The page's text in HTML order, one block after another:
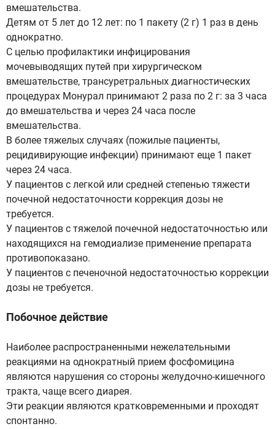
вмешательства.
Детям от 5 лет до 12 лет: по 1 пакету (2 г) 1 раз в день
однократно.
С целью профилактики инфицирования
мочевыводящих путей при хирургическом
вмешательстве, трансуретральных диагностических
процедурах Монурал принимают 2 раза по 2 г: за 3 часа
до вмешательства и через 24 часа после
вмешательства.
В более тяжелых случаях (пожилые пациенты,
рецидивирующие инфекции) принимают еще 1 пакет
через 24 часа.
У пациентов с легкой или средней степенью тяжести
почечной недостаточности коррекция дозы не
требуется.
У пациентов с тяжелой почечной недостаточностью или
находящихся на гемодиализе применение препарата
противопоказано.
У пациентов с печеночной недостаточностью коррекции
дозы не требуется.
Побочное действие
Наиболее распространенными нежелательными
реакциями на однократный прием фосфомицина
являются нарушения со стороны желудочно-кишечного
тракта, чаще всего диарея.
Эти реакции являются кратковременными и проходят
спонтанно.